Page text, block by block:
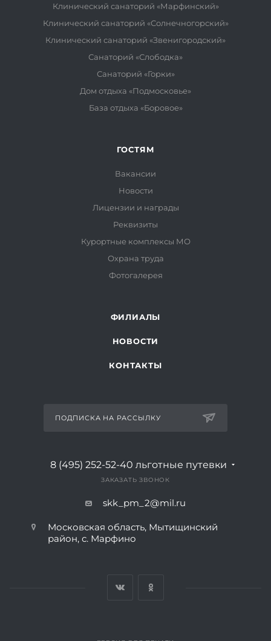
Клинический санаторий «Марфинский»
Клинический санаторий «Солнечногорский»
Клинический санаторий «Звенигородский»
Санаторий «Слободка»
Санаторий «Горки»
Дом отдыха «Подмосковье»
База отдыха «Боровое»
ГОСТЯМ
Вакансии
Новости
Лицензии и награды
Реквизиты
Курортные комплексы МО
Охрана труда
Фотогалерея
ФИЛИАЛЫ
НОВОСТИ
КОНТАКТЫ
ПОДПИСКА НА РАССЫЛКУ
8 (495) 252-52-40 льготные путевки
ЗАКАЗАТЬ ЗВОНОК
skk_pm_2@mil.ru
Московская область, Мытищинский
район, с. Марфино